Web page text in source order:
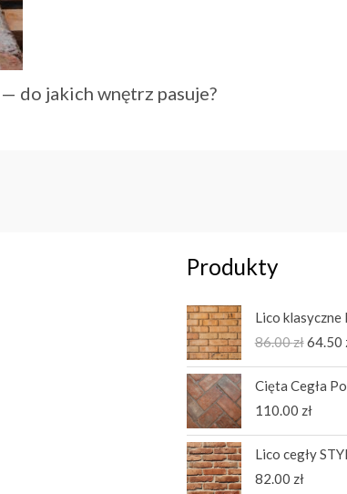
do jakich wnętrz pasuje?
Produkty
Lico klasyczne
86.00zł
cena
86.00
64.50
Cięta Cegła
110.00 zł
Lico cegły
82.00 zł